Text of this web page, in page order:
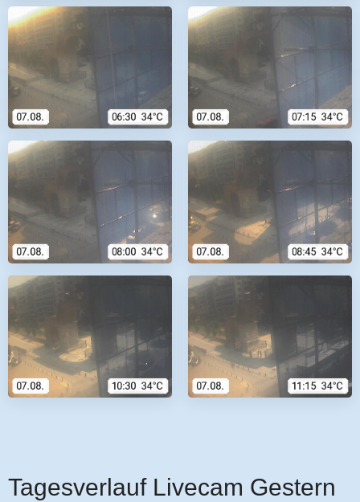
Tagesverlauf Livecam Gestern